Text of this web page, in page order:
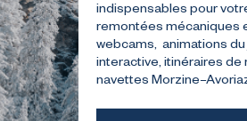
GUIDE POUR VOTRE
PREMIÈRE ÉTÉ
indispensables pour
remontées mécaniques
webcams, animations du
interactive, itinéraires de
navettes